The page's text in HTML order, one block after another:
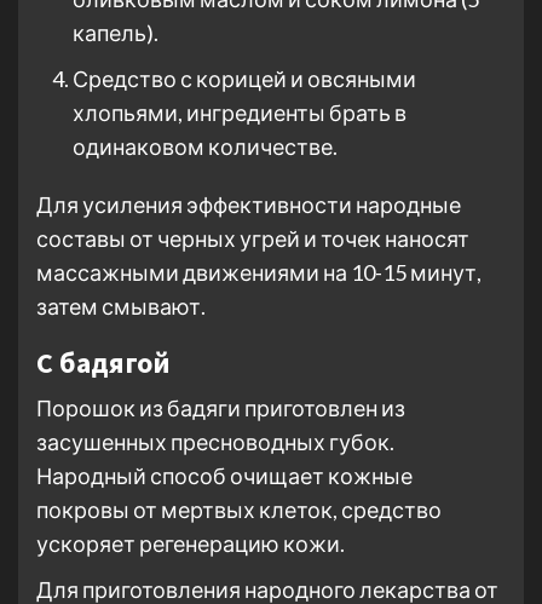
капель).
Средство с корицей и овсяными
хлопьями, ингредиенты брать в
одинаковом количестве.
Для усиления эффективности народные
составы от черных угрей и точек наносят
массажными движениями на 10-15 минут,
затем смывают.
С бадягой
Порошок из бадяги приготовлен из
засушенных пресноводных губок.
Народный способ очищает кожные
покровы от мертвых клеток, средство
ускоряет регенерацию кожи.
Для приготовления народного лекарства от